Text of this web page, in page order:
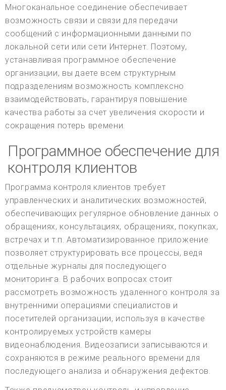
Многоканальное соединение обеспечивает
возможность связи и связи для передачи
сообщений с информационными данными по
локальной сети или сети Интернет. Поэтому,
устанавливая программное обеспечение
организации, вы даете всем структурным
подразделениям возможность комплексно
взаимодействовать, гарантируя повышение
качества работы за счет увеличения скорости и
сокращения потерь времени.
Программное обеспечение для
контроля клиентов
Программа контроля клиентов требует
управленческих и аналитических возможностей,
обеспечивающих регулярное обновление данных о
обращениях, консультациях, обращениях, покупках,
встречах и т.п. Автоматизированное приложение
позволяет структурировать все процессы, ведя
отдельные журналы для последующего
мониторинга. В рабочих вопросах стоит
рассмотреть возможность удаленного контроля за
внутренними операциями специалистов и
посетителей организации, используя в качестве
контролируемых устройств камеры
видеонаблюдения. Видеозаписи записываются и
сохраняются в режиме реального времени для
последующего анализа и обнаружения дефектов.